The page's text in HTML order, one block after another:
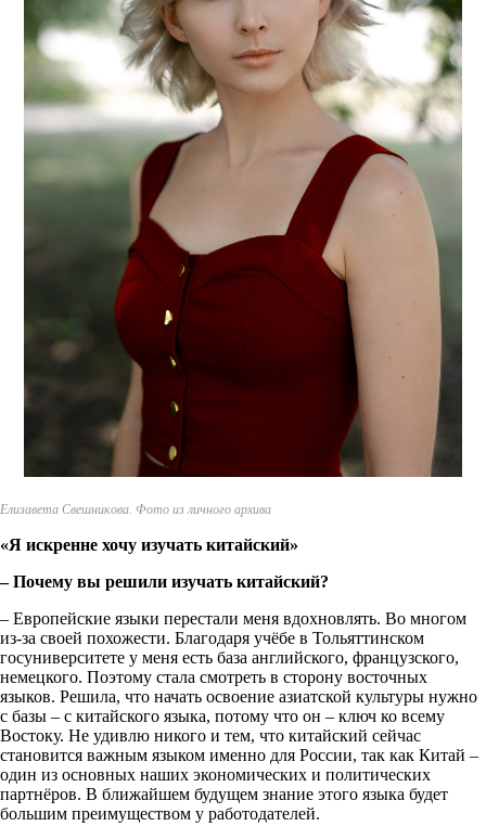
Елизавета Свешникова. Фото из личного архива
«Я искренне хочу изучать китайский»
– Почему вы решили изучать китайский?
– Европейские языки перестали меня вдохновлять. Во многом
из-за своей похожести. Благодаря учёбе в Тольяттинском
госуниверситете у меня есть база английского, французского,
немецкого. Поэтому стала смотреть в сторону восточных
языков. Решила, что начать освоение азиатской культуры нужно
с базы – с китайского языка, потому что он – ключ ко всему
Востоку. Не удивлю никого и тем, что китайский сейчас
становится важным языком именно для России, так как Китай –
один из основных наших экономических и политических
партнёров. В ближайшем будущем знание этого языка будет
большим преимуществом у работодателей.